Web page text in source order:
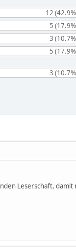
12
5
3
5
3
Leserschaft, damit